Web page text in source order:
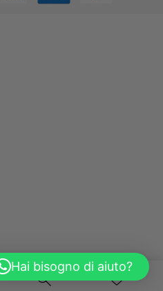
Hai bisogno di aiuto?